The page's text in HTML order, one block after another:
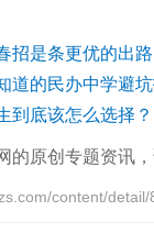
招是条更优的出路
道的民办中学避
到底该怎么选择？
的原创专题资讯，
content/detail/